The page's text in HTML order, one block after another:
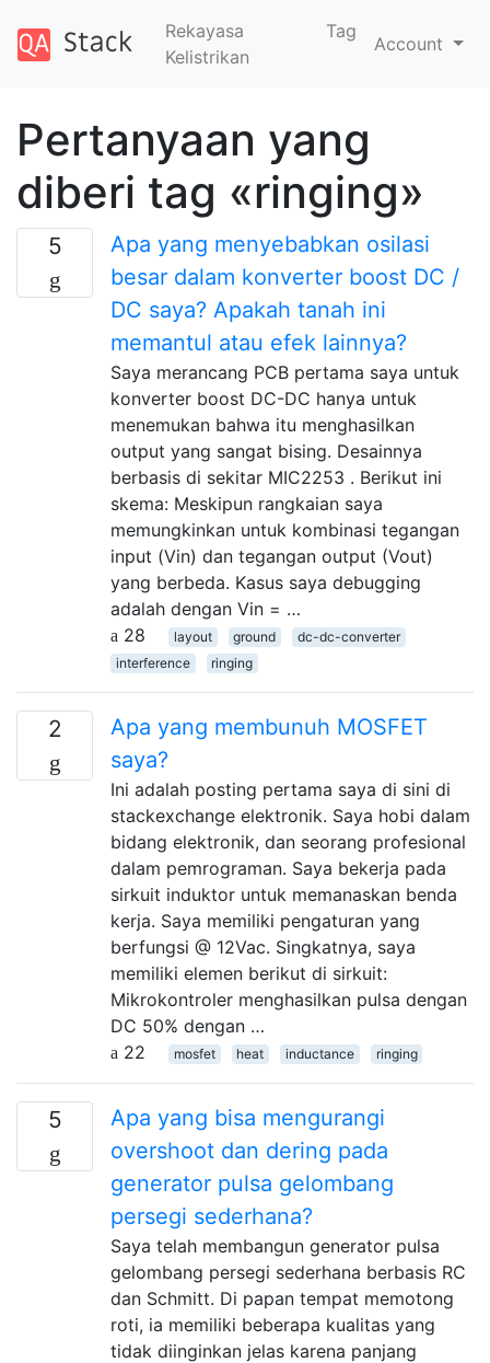
Rekayasa
Kelistrikan
Tag
Account
Pertanyaan yang
diberi tag «ringing»
5
Apa yang menyebabkan osilasi
besar dalam konverter boost DC /
DC saya? Apakah tanah ini
memantul atau efek lainnya?
Saya merancang PCB pertama saya untuk
konverter boost DC-DC hanya untuk
menemukan bahwa itu menghasilkan
output yang sangat bising. Desainnya
berbasis di sekitar MIC2253 . Berikut ini
skema: Meskipun rangkaian saya
memungkinkan untuk kombinasi tegangan
input (Vin) dan tegangan output (Vout)
yang berbeda. Kasus saya debugging
adalah dengan Vin = …
28
layout ground
dc-dc-converter
interference
ringing
2
Apa yang membunuh MOSFET
saya?
Ini adalah posting pertama saya di sini di
stackexchange elektronik. Saya hobi dalam
bidang elektronik, dan seorang profesional
dalam pemrograman. Saya bekerja pada
sirkuit induktor untuk memanaskan benda
kerja. Saya memiliki pengaturan yang
berfungsi @ 12Vac. Singkatnya, saya
memiliki elemen berikut di sirkuit:
Mikrokontroler menghasilkan pulsa dengan
DC 50% dengan …
22
mosfet heat inductance ringing
5
Apa yang bisa mengurangi
overshoot dan dering pada
generator pulsa gelombang
persegi sederhana?
Saya telah membangun generator pulsa
gelombang persegi sederhana berbasis RC
dan Schmitt. Di papan tempat memotong
roti, ia memiliki beberapa kualitas yang
tidak diinginkan jelas karena panjang